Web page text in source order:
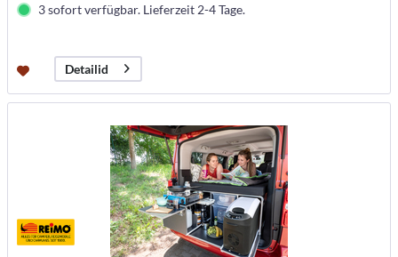
3 sofort verfügbar. Lieferzeit 2-4 Tage.
Detailid